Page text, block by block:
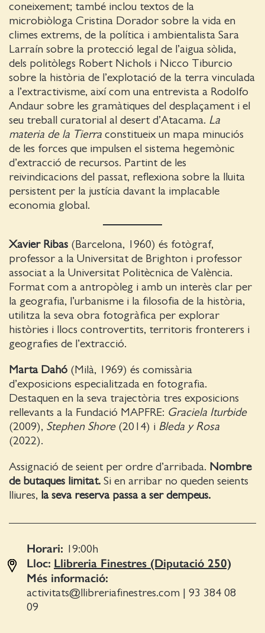
coneixement; també inclou textos de la
microbiòloga Cristina Dorador sobre la vida en
climes extrems, de la política i ambientalista Sara
Larraín sobre la protecció legal de l’aigua sòlida,
dels politòlegs Robert Nichols i Nicco Tiburcio
sobre la història de l’explotació de la terra vinculada
a l’extractivisme, així com una entrevista a Rodolfo
Andaur sobre les gramàtiques del desplaçament i el
seu treball curatorial al desert d’Atacama. La
materia de la Tierra constitueix un mapa minuciós
de les forces que impulsen el sistema hegemònic
d’extracció de recursos. Partint de les
reivindicacions del passat, reflexiona sobre la lluita
persistent per la justícia davant la implacable
economia global.
Xavier Ribas (Barcelona, 1960) és fotògraf,
professor a la Universitat de Brighton i professor
associat a la Universitat Politècnica de València.
Format com a antropòleg i amb un interès clar per
la geografia, l’urbanisme i la filosofia de la història,
utilitza la seva obra fotogràfica per explorar
històries i llocs controvertits, territoris fronterers i
geografies de l’extracció.
Marta Dahó (Milà, 1969) és comissària
d’exposicions especialitzada en fotografia.
Destaquen en la seva trajectòria tres exposicions
rellevants a la Fundació MAPFRE: Graciela Iturbide
(2009), Stephen Shore(2014) i Bleda y Rosa
(2022).
Assignació de seient per ordre d’arribada. Nombre
de butaques limitat. Si en arribar no queden seients
lliures, la seva reserva passa a ser dempeus.
Horari: 19:00 h
Lloc: Llibreria Finestres (Diputació 250)
Més informació:
activitats@llibreriafinestres.com
93 384 08
09